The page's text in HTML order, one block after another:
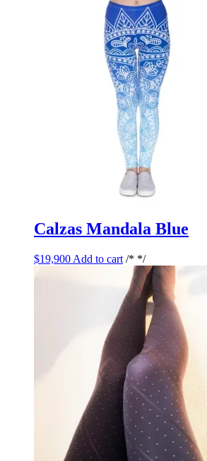
Calzas Mandala Blue
$19,900 Add to cart /* */